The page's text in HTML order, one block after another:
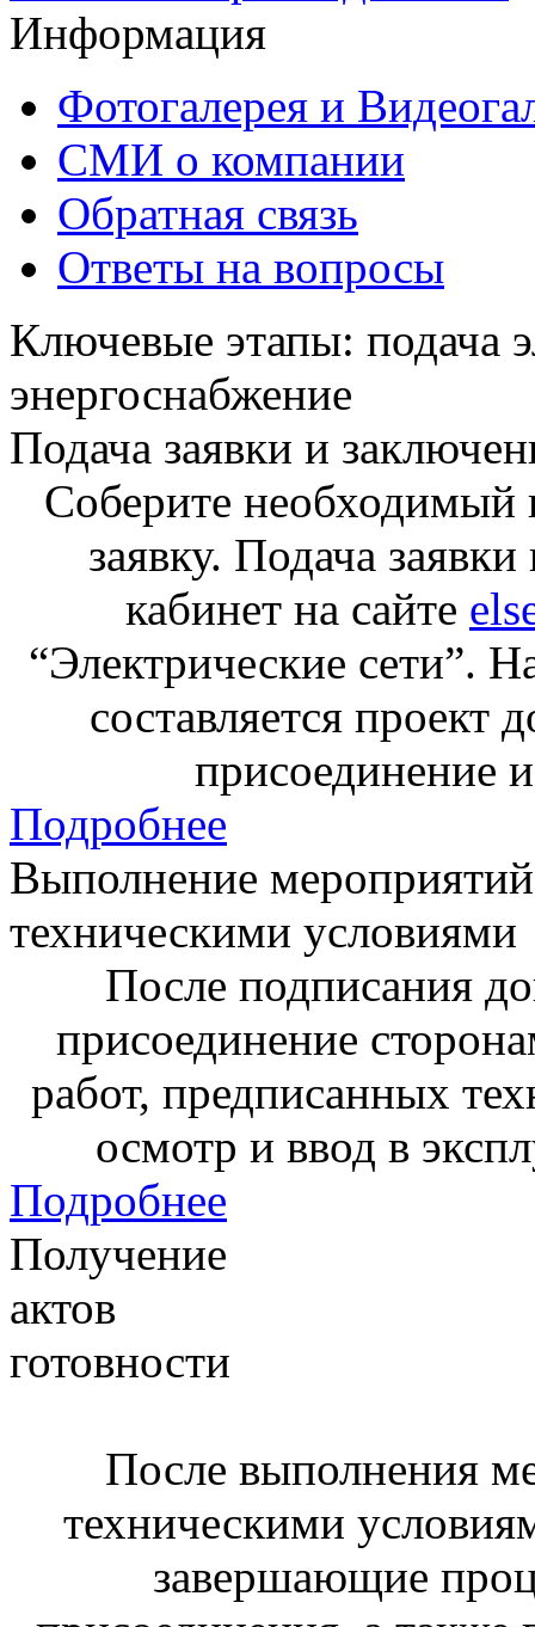
Информация
Фотогалерея и
СМИ о компании
Обратная связь
Ответы на вопросы
Ключевые этапы: подача
энергоснабжение
Подача заявки и
Соберите необходимый
заявку. Подача
кабинет на сайте
“Электрические сети”.
составляется проект
присоединение
Подробнее
Выполнение
техническими условиями
После подписания
присоединение
работ, предписанных
осмотр и ввод в
Подробнее
Получение
актов
готовности
После выполнения
техническими
завершающие